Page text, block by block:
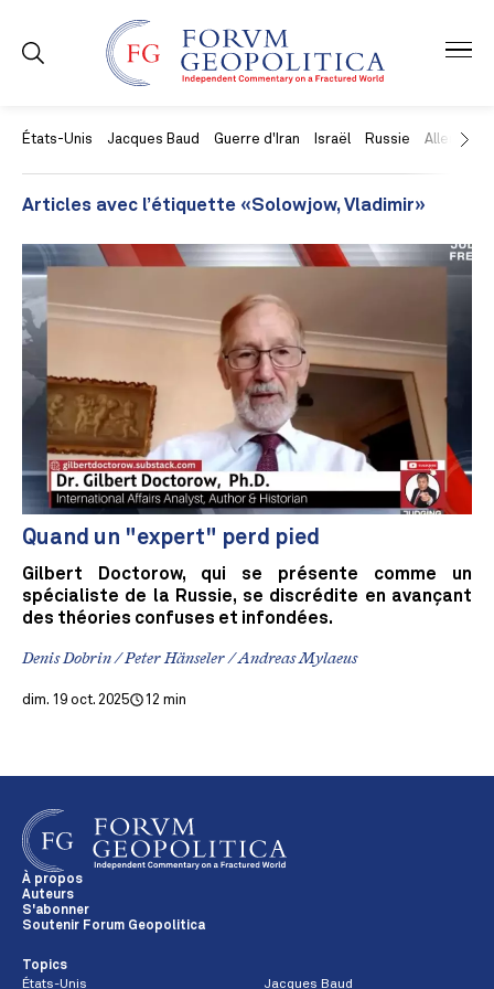
États-Unis Jacques Baud Guerre d'Iran Israël Russie Allemagne
Articles avec l’étiquette «Solowjow, Vladimir»
Quand un "expert" perd pied
Gilbert Doctorow, qui se présente comme un
spécialiste de la Russie, se discrédite en avançant
des théories confuses et infondées.
Denis Dobrin / Peter Hänseler / Andreas Mylaeus
dim. 19 oct. 2025 12 min
À propos
Auteurs
S'abonner
Soutenir Forum Geopolitica
Topics
États-Unis
Jacques Baud